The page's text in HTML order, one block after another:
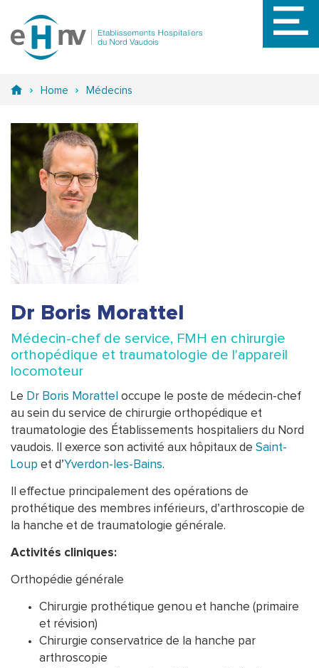
au
Home Médecins
Dr Boris Morattel
Médecin-chef de service, FMH en chirurgie
orthopédique et traumatologie de l'appareil
locomoteur
Le Dr Boris Morattel occupe le poste de médecin-chef
au sein du service de chirurgie orthopédique et
traumatologie des Établissements hospitaliers du Nord
vaudois. Il exerce son activité aux hôpitaux de Saint-
Loup et d’Yverdon-les-Bains.
Il effectue principalement des opérations de
prothétique des membres inférieurs, d’arthroscopie de
la hanche et de traumatologie générale.
Activités cliniques:
Orthopédie générale
Chirurgie prothétique genou et hanche (primaire
et révision)
Chirurgie conservatrice de la hanche par
arthroscopie